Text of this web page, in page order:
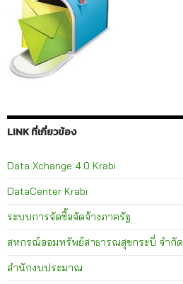
LINK ที่เกี่ยวข้อง
Data Xchange 4.0 Krabi
DataCenter Krabi
ระบบการจัดซื้อจัดจ้างภาครัฐ
สหกรณ์ออมทรัพย์สาธารณสุขกระบี่ จำกัด
สำนักงบประมาณ